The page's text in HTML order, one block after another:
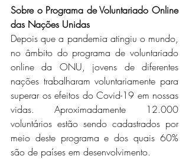
Sobre o Programa de Voluntariado Online
das Nações Unidas
Depois que a pandemia atingiu o mundo,
no âmbito do programa de voluntariado
online da ONU, jovens de diferentes
nações trabalharam voluntariamente para
superar os efeitos do Covid-19 em nossas
vidas. Aproximadamente 12.000
voluntários estão sendo cadastrados por
meio deste programa e dos quais 60%
são de países em desenvolvimento.